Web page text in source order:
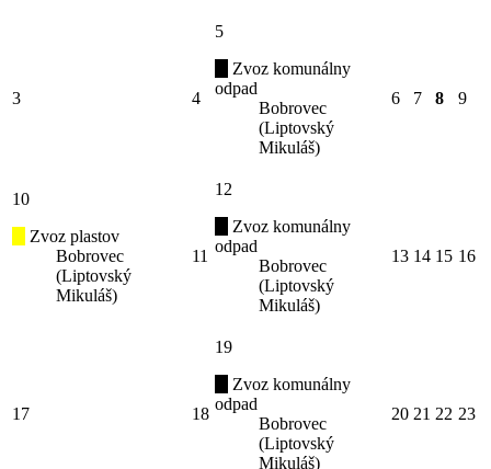
3 4
5
Zvoz komunálny
odpad
Bobrovec
(Liptovský
Mikuláš)
6 7 8 9
10
Zvoz plastov
Bobrovec
(Liptovský
Mikuláš)
11
12
Zvoz komunálny
odpad
Bobrovec
(Liptovský
Mikuláš)
13 14 15 16
17 18
19
Zvoz komunálny
odpad
Bobrovec
(Liptovský
Mikuláš)
20 21 22 23